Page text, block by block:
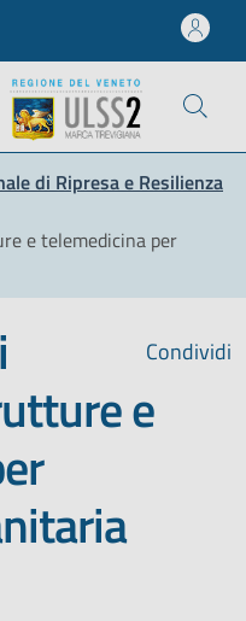
di Ripresa e Resilienza
e telemedicina per
Condividi
e